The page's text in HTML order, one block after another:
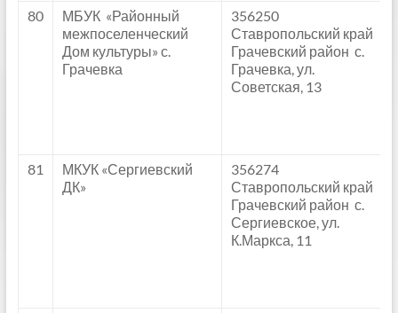
80
МБУК «Районный
межпоселенческий
Дом культуры» с.
Грачевка
356250
Ставропольский край
Грачевский район с.
Грачевка, ул.
Советская, 13
81
МКУК «Сергиевский
ДК»
356274
Ставропольский край
Грачевский район с.
Сергиевское, ул.
К.Маркса, 11